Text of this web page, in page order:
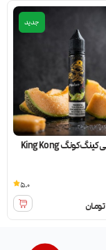
جدید
سالت طالبی کینگ کونگ King Kong
تومان
5.0